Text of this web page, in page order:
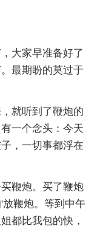
大家早准备好了
最期盼的莫过于
就听到了鞭炮的
一个念头：今天
，一切事都浮在
鞭炮。买了鞭炮
鞭炮。等到中午
都比我包的快，